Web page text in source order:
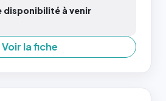
disponibilité à venir
Voir la fiche